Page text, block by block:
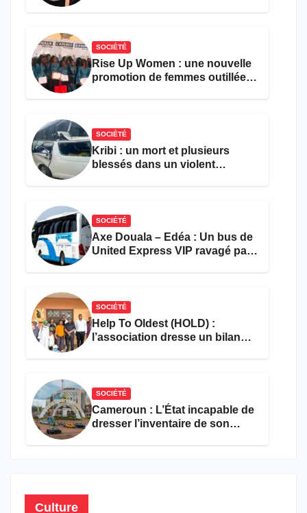
SOCIÉTÉ
Rise Up Women : une nouvelle
promotion de femmes outillées
SOCIÉTÉ
Kribi : un mort et plusieurs
blessés dans un violent
SOCIÉTÉ
Axe Douala – Edéa : Un bus de
United Express VIP ravagé par
SOCIÉTÉ
Help To Oldest (HOLD) :
l’association dresse un bilan
SOCIÉTÉ
Cameroun : L’État incapable de
dresser l’inventaire de son
Culture